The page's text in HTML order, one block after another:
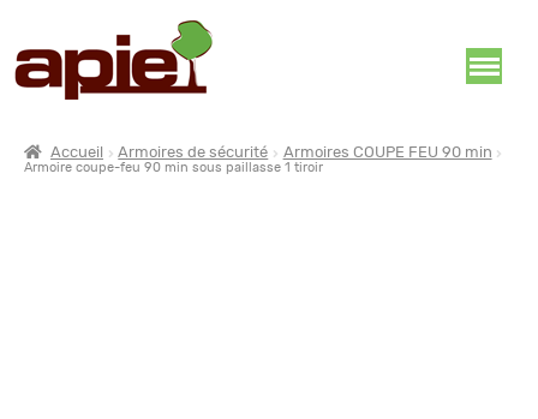
Accueil Armoires de sécurité Armoires COUPE FEU 90 min
Armoire coupe-feu 90 min sous paillasse 1 tiroir